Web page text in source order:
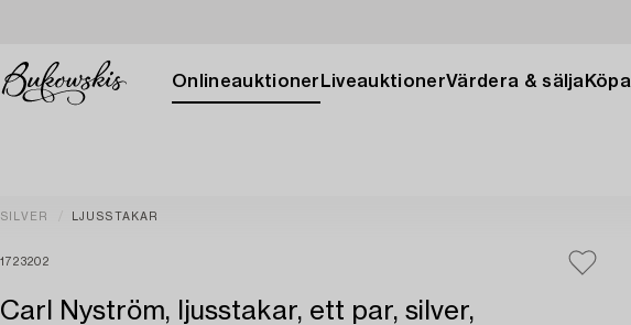
Onlineauktioner LiveauktionerVärdera & sälja Köpa
SILVER LJUSSTAKAR
1723202
Carl Nyström, ljusstakar, ett par, silver,